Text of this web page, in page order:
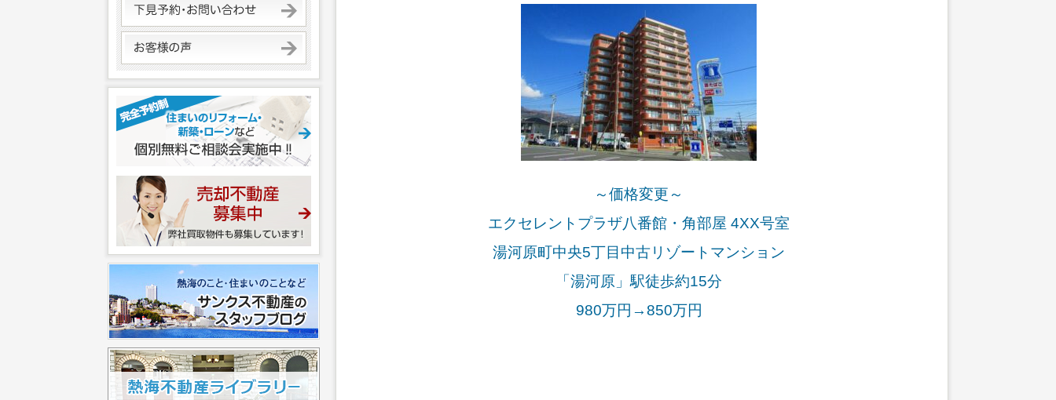
～価格変更～
エクセレントプラザ八番館・角部屋 4XX号室
湯河原町中央5丁目中古リゾートマンション
「湯河原」駅徒歩約15分
980万円→850万円